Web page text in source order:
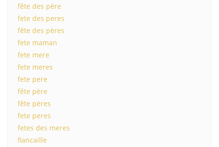
fête des père
fete des peres
fête des pères
fete maman
fete mere
fete meres
fete pere
fête père
fête pères
fete peres
fetes des meres
fiancaille